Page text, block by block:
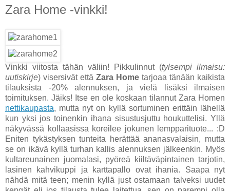
Zara Home -vinkki!
Vinkki viitosta tähän väliin! Pikkulinnut (tylsempi ilmaisu:
uutiskirje) visersivät että Zara Home tarjoaa tänään kaikista
tilauksista -20% alennuksen, ja vielä lisäksi ilmaisen
toimituksen. Jäiks! Itse en ole koskaan tilannut Zara Homen
nettikaupasta, mutta nyt on kyllä sortuminen erittäin lähellä
kun yksi jos toinenkin ihana sisustusjuttu houkuttelisi. Yllä
näkyvässä kollaasissa koreilee jokunen lempparituote... :D
Eniten tykästyksen tunteita herättää ananasvalaisin, mutta
se on ikävä kyllä turhan kallis alennuksen jälkeenkin. Myös
kultareunainen juomalasi, pyöreä kiiltäväpintainen tarjotin,
lasinen kahvikuppi ja karttapallo ovat ihania. Saapa nyt
nähdä mitä teen; menin kyllä just ostamaan talveksi uudet